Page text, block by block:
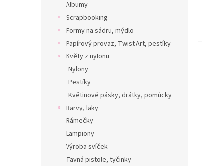
Albumy
Scrapbooking
Formy na sádru, mýdlo
Papírový provaz, Twist Art, pestíky
Květy z nylonu
Nylony
Pestíky
Květinové pásky, drátky, pomůcky
Barvy, laky
Rámečky
Lampiony
Výroba svíček
Tavná pistole, tyčinky